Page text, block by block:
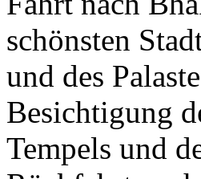
schönsten
und des
Besichtigung
Tempels und